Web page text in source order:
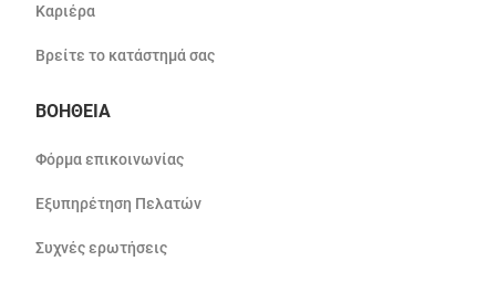
Καριέρα
Βρείτε το κατάστημά σας
ΒΟΗΘΕΙΑ
Φόρμα επικοινωνίας
Εξυπηρέτηση Πελατών
Συχνές ερωτήσεις